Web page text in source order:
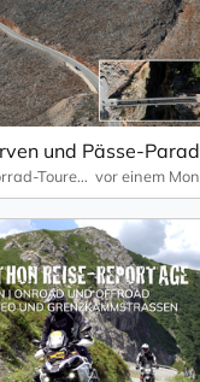
Alpenpässe-Motorrad-Touren: Alpen-Marathon, die TV-Reportagen vor einem